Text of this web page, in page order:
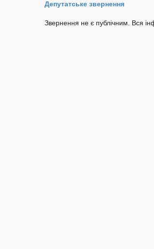
Депутатське звернення
Звернення не є публічним. Вся